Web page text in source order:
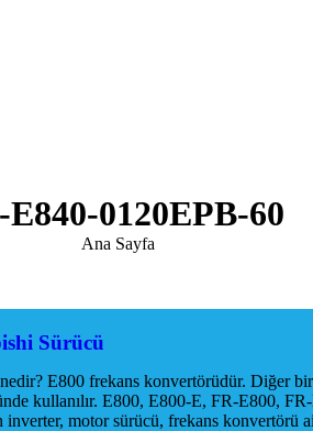
0120EPB-60
You are here:
Ana Sayfa
Sürücü
E800 frekans konvertörüdür. Diğer
kullanılır. E800, E800-E, FR-E800,
inverter, motor sürücü, frekans